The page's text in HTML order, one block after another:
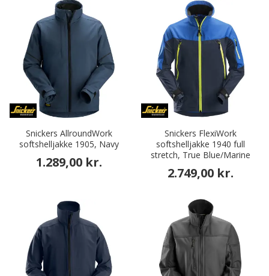
Snickers AllroundWork
softshelljakke 1905, Navy
1.289,00 kr.
Snickers FlexiWork
softshelljakke 1940 full
stretch, True Blue/Marine
2.749,00 kr.